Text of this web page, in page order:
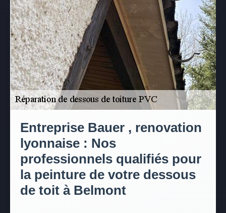
Entreprise Bauer , renovation
lyonnaise : Nos
professionnels qualifiés pour
la peinture de votre dessous
de toit à Belmont